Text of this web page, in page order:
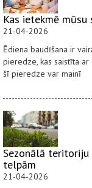
Kas ietekmē
21-04-2026
Ēdiena baudīšana ir
pieredze, kas saistīta ar
šī pieredze var mainī
Sezonālā teritoriju
telpām
21-04-2026